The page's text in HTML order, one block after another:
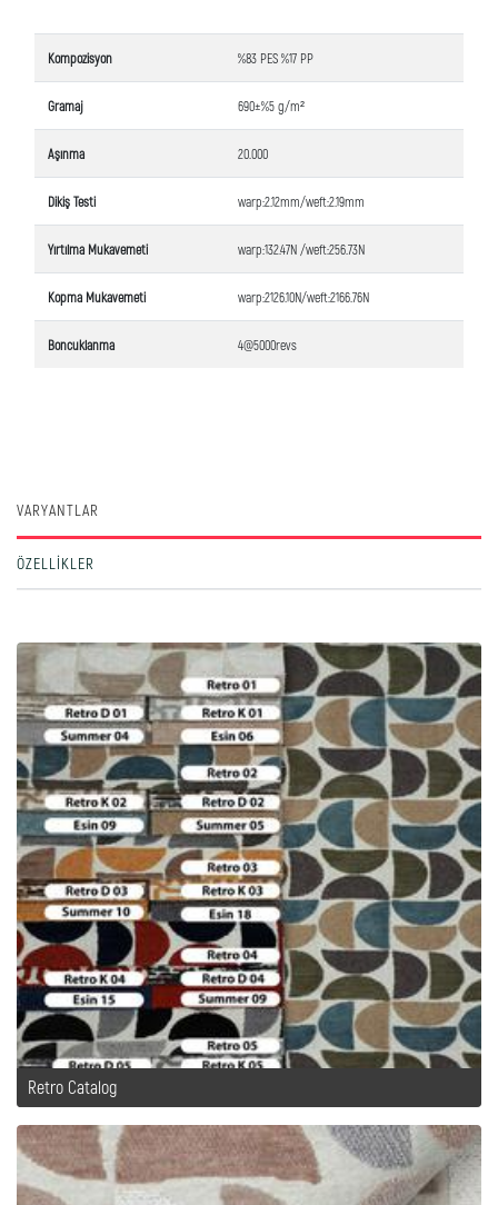
Kompozisyon %83 PES %17 PP
Gramaj 690±%5 g/m²
Aşınma 20.000
Dikiş Testi warp:2.12mm/weft:2.19mm
Yırtılma Mukavemeti warp:132.47N /weft:256.73N
Kopma Mukavemeti warp:2126.10N/weft:2166.76N
Boncuklanma 4@5000revs
VARYANTLAR
ÖZELLIKLER
Retro Catalog